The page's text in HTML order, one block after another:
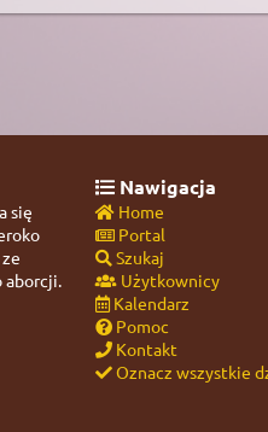
się
aborcji.
Nawigacja
Home
Portal
Szukaj
Użytkownicy
Kalendarz
Pomoc
Kontakt
Oznacz wszystkie